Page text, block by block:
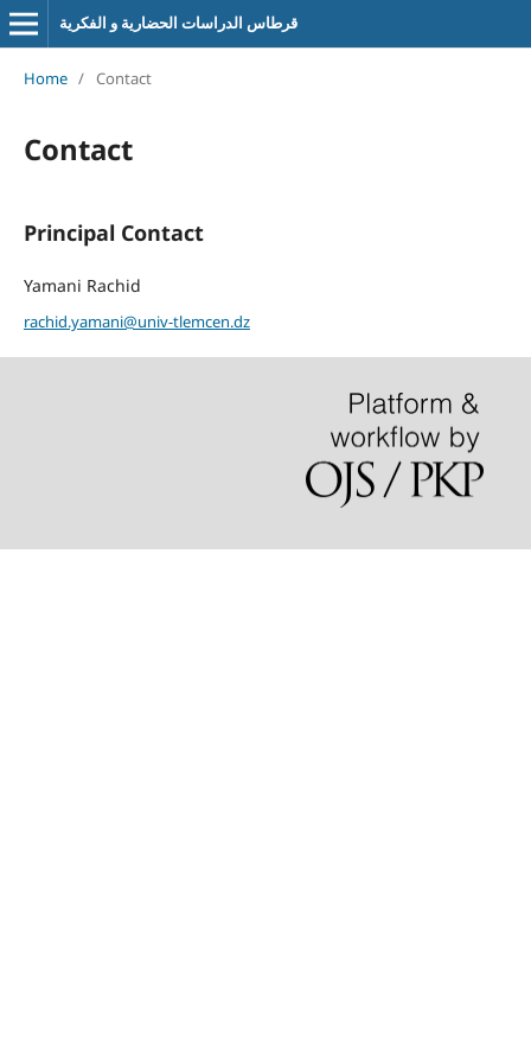
قرطاس الدراسات الحضارية و الفكرية
Home / Contact
Contact
Principal Contact
Yamani Rachid
rachid.yamani@univ-tlemcen.dz